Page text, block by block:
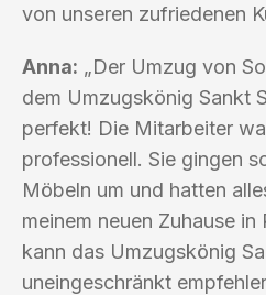
von unseren zufriedenen
Anna: „Der Umzug von
dem Umzugskönig Sankt
perfekt! Die Mitarbeiter
professionell. Sie gingen
Möbeln um und hatten
meinem neuen Zuhause
kann das Umzugskönig
uneingeschränkt